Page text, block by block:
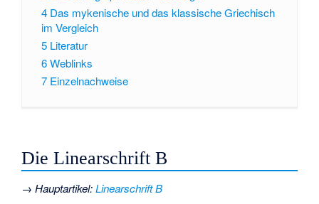
4 Das mykenische und das klassische Griechisch
im Vergleich
5 Literatur
6Weblinks
7 Einzelnachweise
Die Linearschrift B
→Hauptartikel:Linearschrift B